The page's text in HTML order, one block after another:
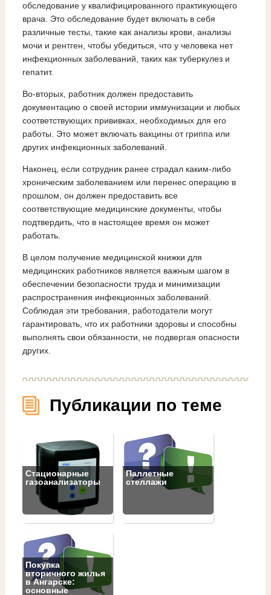
обследование у квалифицированного практикующего
врача. Это обследование будет включать в себя
различные тесты, такие как анализы крови, анализы
мочи и рентген, чтобы убедиться, что у человека нет
инфекционных заболеваний, таких как туберкулез и
гепатит.
Во-вторых, работник должен предоставить
документацию о своей истории иммунизации и любых
соответствующих прививках, необходимых для его
работы. Это может включать вакцины от гриппа или
других инфекционных заболеваний.
Наконец, если сотрудник ранее страдал каким-либо
хроническим заболеванием или перенес операцию в
прошлом, он должен предоставить все
соответствующие медицинские документы, чтобы
подтвердить, что в настоящее время он может
работать.
В целом получение медицинской книжки для
медицинских работников является важным шагом в
обеспечении безопасности труда и минимизации
распространения инфекционных заболеваний.
Соблюдая эти требования, работодатели могут
гарантировать, что их работники здоровы и способны
выполнять свои обязанности, не подвергая опасности
других.
Публикации по теме
Стационарные
газоанализаторы
Паллетные
стеллажи
Покупка
вторичного жилья
в Ангарске:
основные